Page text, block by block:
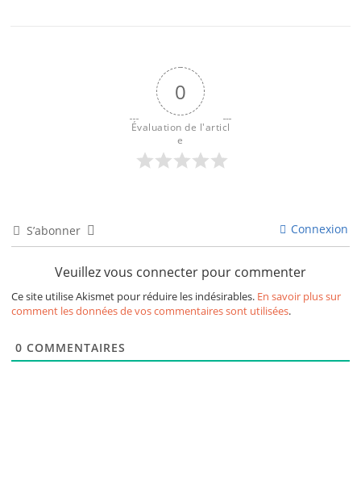
0
Évaluation de l'articl
e
S’abonner Connexion
Veuillez vous connecter pour commenter
Ce site utilise Akismet pour réduire les indésirables. En savoir plus sur
comment les données de vos commentaires sont utilisées.
0 COMMENTAIRES